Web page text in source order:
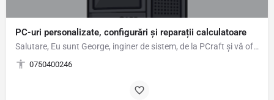
PC-uri personalizate, configurări și reparații calculatoare
Salutare, Eu sunt George, inginer de sistem, de la PCraft și vă ofer următoarele servicii: SERVICII…
0750400246